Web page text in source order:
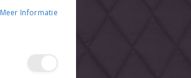
Meer Informatie